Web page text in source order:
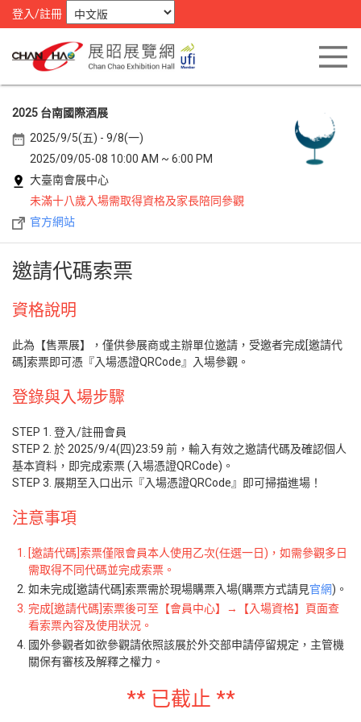
登入/註冊
2025 台南國際酒展
2025/9/5(五) - 9/8(一)
2025/09/05-08 10:00 AM ~ 6:00 PM
大臺南會展中心
未滿十八歲入場需取得資格及家長陪同參觀
官方網站
邀請代碼索票
資格說明
此為【售票展】，僅供參展商或主辦單位邀請，受邀者完成[邀請代
碼]索票即可憑『入場憑證QRCode』入場參觀。
登錄與入場步驟
STEP 1. 登入/註冊會員
STEP 2. 於 2025/9/4(四)23:59 前，輸入有效之邀請代碼及確認個人
基本資料，即完成索票 (入場憑證QRCode)。
STEP 3. 展期至入口出示『入場憑證QRCode』即可掃描進場！
注意事項
[邀請代碼]索票僅限會員本人使用乙次(任選一日)，如需參觀多日
需取得不同代碼並完成索票。
如未完成[邀請代碼]索票需於現場購票入場(購票方式請見官網)。
完成[邀請代碼]索票後可至【會員中心】→【入場資格】頁面查
看索票內容及使用狀況。
國外參觀者如欲參觀請依照該展於外交部申請停留規定，主管機
關保有審核及解釋之權力。
** 已截止 **